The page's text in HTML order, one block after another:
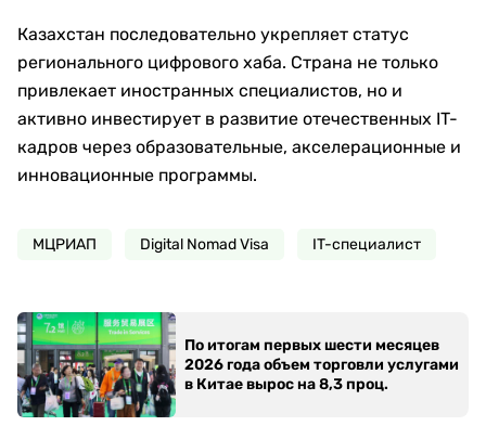
Казахстан последовательно укрепляет статус
регионального цифрового хаба. Страна не только
привлекает иностранных специалистов, но и
активно инвестирует в развитие отечественных IT-
кадров через образовательные, акселерационные и
инновационные программы.
МЦРИАП Digital Nomad Visa IT-специалист
По итогам первых шести месяцев
2026 года объем торговли услугами
в Китае вырос на 8,3 проц.